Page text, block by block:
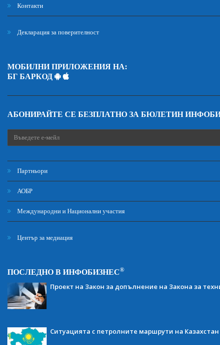
Контакти
Декларация за поверителност
МОБИЛНИ ПРИЛОЖЕНИЯ НА:
БГ БАРКОД
АБОНИРАЙТЕ СЕ БЕЗПЛАТНО ЗА БЮЛЕТИН
Партньори
АОБР
Международни и Национални участия
Център за медиация
ПОСЛЕДНО В ИНФОБИЗНЕС®
Проект на Закон за допълнение на Закона за
Ситуацията с петролните маршрути на Казахстан